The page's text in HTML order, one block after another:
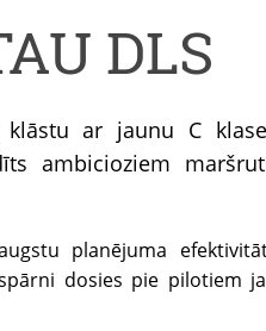
DLS
klāstu ar jaunu C
ambicioziem
planējuma
dosies pie pilotiem